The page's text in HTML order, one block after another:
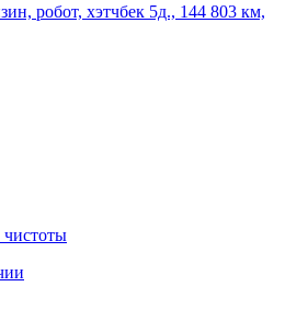
робот, хэтчбек 5д., 144 803 км,
чистоты